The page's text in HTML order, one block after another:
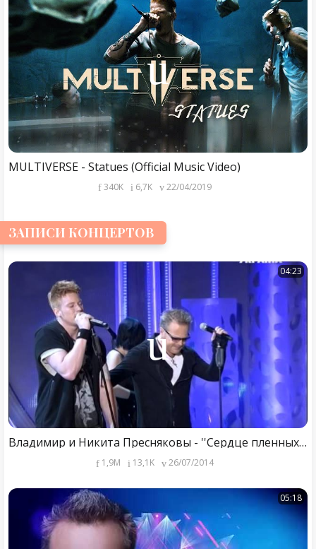
MULTIVERSE - Statues (Official Music Video)
340K 6,7K 22/04/2019
ЗАПИСИ КОНЦЕРТОВ
04:23
Владимир и Никита Пресняковы - ''Сердце пленных не берет'' Новая Волна 2014 ПРЕМЬЕРА
1,9M 13,1K 26/07/2014
05:18